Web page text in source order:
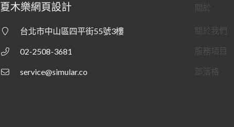
夏木樂網頁設計
台北市中山區四平街55號3樓
02-2508-3681
service@simular.co
關於
關於我們
服務項目
部落格